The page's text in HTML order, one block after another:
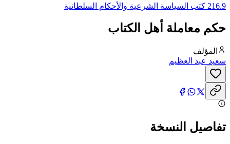
216.9 كتب السياسة الشرعية والأحكام السلطانية
حكم معاملة أهل الكتاب
المؤلف
سعيد عبد العظيم
تفاصيل النسخة